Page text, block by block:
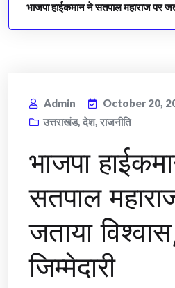
भाजपा हाईकमान ने सतपाल महाराज पर
Admin
October 20,
उत्तराखंड, देश, राजनीति
भाजपा
सतपाल
जताया
जिम्मेदारी